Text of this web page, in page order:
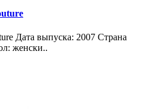
Дата выпуска: 2007 Страна
женски..